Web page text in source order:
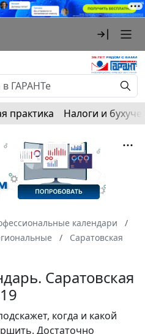
практика Налоги и
календари
Саратовская
Саратовская
когда и какой
Достаточно